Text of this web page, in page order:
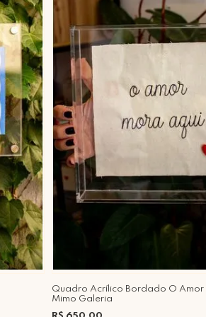
Quadro Acrílico Bordado O Amor
Mimo Galeria